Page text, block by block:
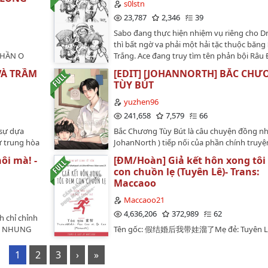
Thịnh Phóng x Thụ: Chu HạNguồn:
cấm re-up dưới mọi hình thức.…
O
Bất
Từ, Cố
chương
chênh
giai
lạnh
tính
hoan hỉ
nhìn
Cố
tắt
đề:
sợ hãi.
s0lstn
23,787
2,346
39
Sabo đang thực hiện nhiệm vụ riêng cho
thì bất ngờ va phải một hải tặc thuộc băng
Trắng. Ace đang truy tìm tên phản bội Râu
lại chạm trán một nhà Cách mạng mang
mặt quá đỗi giống người em trai đã khuất.
Luffy thì chỉ đang cố gắng sống sót trên Đại
Trình.…
TRẦM
dựa
trung hòa
sợi dây
đế
ảnh thú
ảnh
mệnh
là lúc sự
hơn
cảnh
月 - Mã
[EDIT] [JOHANNORTH] BẮC
TÙY BÚT
yuzhen96
241,658
7,579
66
Bắc Chương Tùy Bút là câu chuyện đồng
JohanNorth ) tiếp nối của phần chính
Fourever you, được tác giả Vương Kiều Như
tiếp, vì yêu thích cặp đôi Johannorth. Do
thích JohanNorth cũng như MaxkyBas,
dịch lại để mọi người cùng đọc và theo dõi
hành trình sủng vợ chiều chồng của P'Jo và
North nhé.Tổng cộng: 24 chương chính
cập nhật phiên ngoạiTác Giả: Vương Kiều
mà! -
chỉ chỉnh
NHUNG
yêu quái
chăm
[ĐM/Hoàn] Giả kết hôn xong tôi
con chuồn lẹ (Tuyên Lê)- Trans:
Maccaoo
Maccaoo21
4,636,206
372,989
62
Tên gốc: 假结婚后我带娃溜了Mẹ đẻ: Tuyên
1 2 3 › »